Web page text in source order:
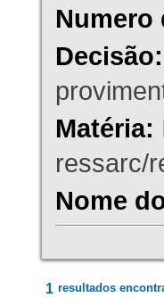
Numero
Decisão:
Matéria:
ressarc/
Nome
1 resultados